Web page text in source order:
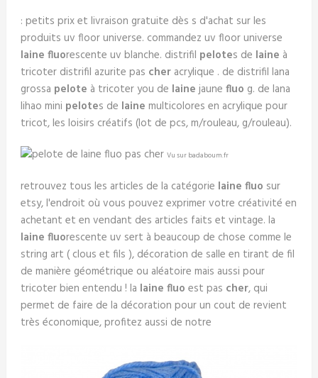
: petits prix et livraison gratuite dès s d'achat sur les
produits uv floor universe. commandez uv floor universe
laine fluorescente uv blanche. distrifil pelotes de laine à
tricoter distrifil azurite pas cheracrylique . de distrifil lana
grossa pelote à tricoter you de lainejaune fluo g. de lana
lihao mini pelotes de laine multicolores en acrylique pour
tricot, les loisirs créatifs (lot de pcs, m/rouleau, g/rouleau).
Vu sur badaboum.fr
retrouvez tous les articles de la catégorie laine fluo sur
etsy, l'endroit où vous pouvez exprimer votre créativité en
achetant et en vendant des articles faits et vintage. la
laine fluorescente uv sert à beaucoup de chose comme le
string art ( clous et fils ), décoration de salle en tirant de fil
de manière géométrique ou aléatoire mais aussi pour
tricoter bien entendu ! la laine fluo est pas cher, qui
permet de faire de la décoration pour un cout de revient
très économique, profitez aussi de notre